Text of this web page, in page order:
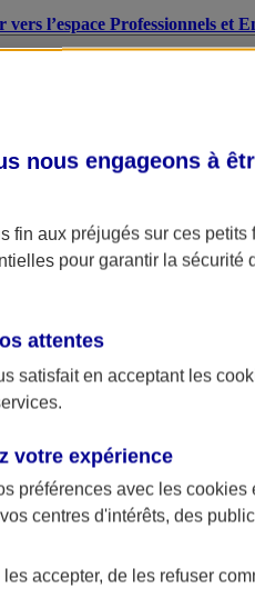
vers l’espace Professionnels et
Mon AXA Assurance
tous vos contrats
nous engageons à
fin aux préjugés sur ces
pour garantir la
attentes
satisfait en acceptant les
votre expérience
préférences avec les cookies
centres d'intérêts, des
accepter, de les refuser